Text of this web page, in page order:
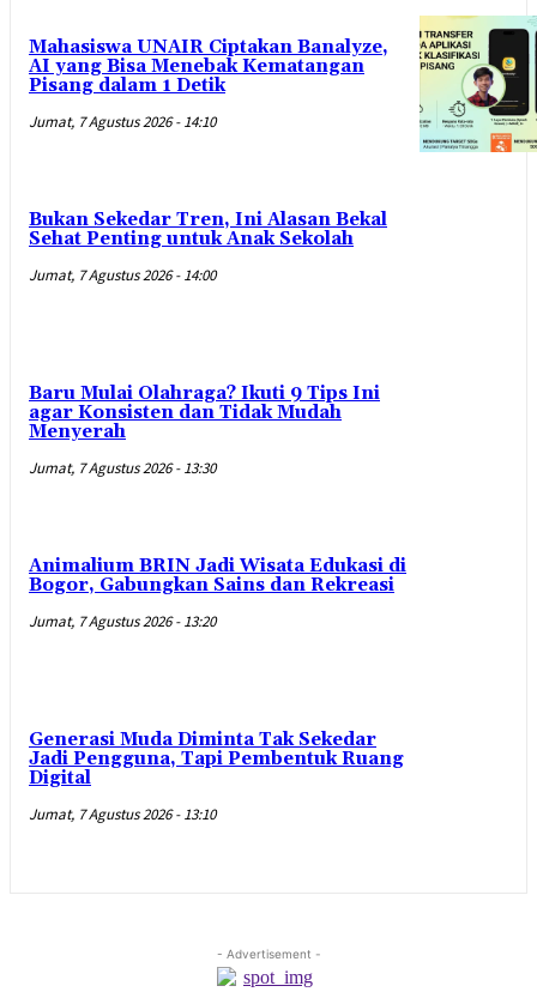
Mahasiswa UNAIR Ciptakan Banalyze,
AI yang Bisa Menebak Kematangan
Pisang dalam 1 Detik
Jumat, 7 Agustus 2026 - 14:10
Bukan Sekedar Tren, Ini Alasan Bekal
Sehat Penting untuk Anak Sekolah
Jumat, 7 Agustus 2026 - 14:00
Baru Mulai Olahraga? Ikuti 9 Tips Ini
agar Konsisten dan Tidak Mudah
Menyerah
Jumat, 7 Agustus 2026 - 13:30
Animalium BRIN Jadi Wisata Edukasi di
Bogor, Gabungkan Sains dan Rekreasi
Jumat, 7 Agustus 2026 - 13:20
Generasi Muda Diminta Tak Sekedar
Jadi Pengguna, Tapi Pembentuk Ruang
Digital
Jumat, 7 Agustus 2026 - 13:10
- Advertisement -